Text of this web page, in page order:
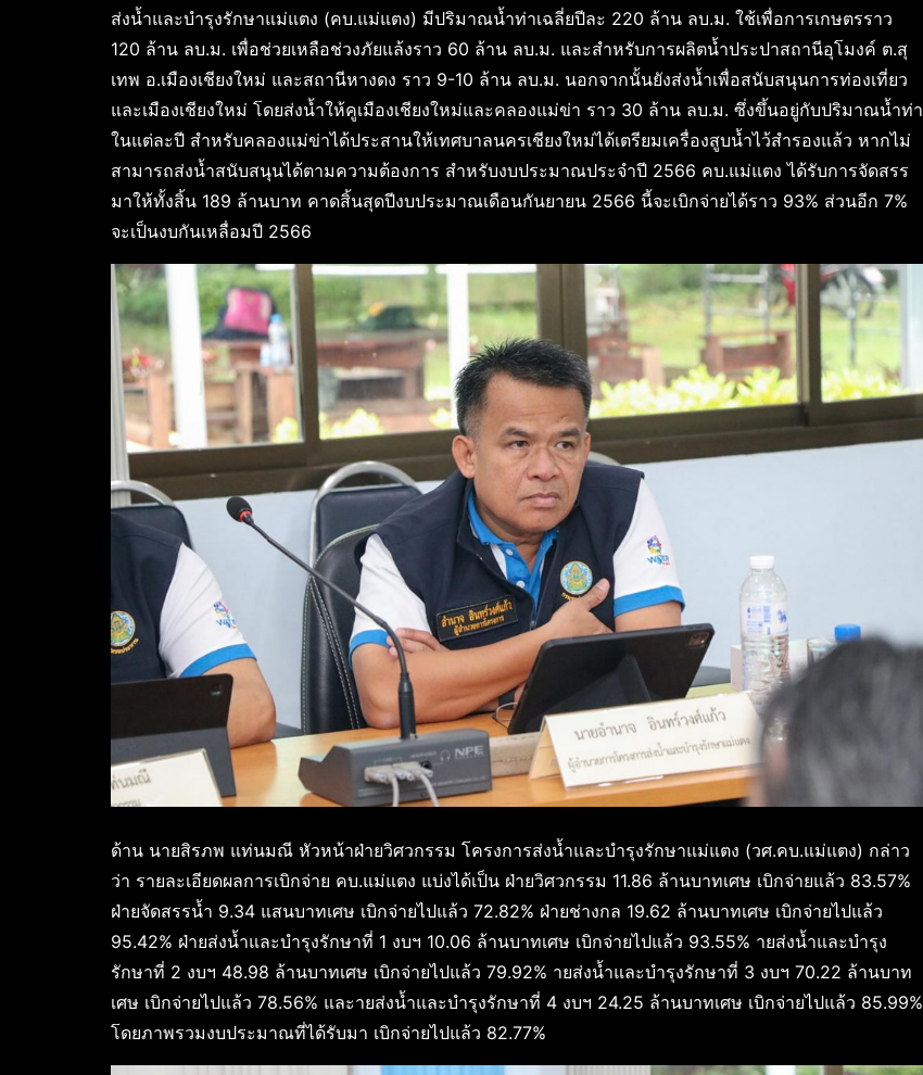
ส่งน้ำและบำรุงรักษาแม่แตง (คบ.แม่แตง) มีปริมาณน้ำท่าเฉลี่ยปีละ 220 ล้าน ลบ.ม. ใช้เพื่อการเกษตรราว
120 ล้าน ลบ.ม. เพื่อช่วยเหลือช่วงภัยแล้งราว 60 ล้าน ลบ.ม. และสำหรับการผลิตน้ำประปาสถานีอุโมงค์ ต.สุ
เทพ อ.เมืองเชียงใหม่ และสถานีหางดง ราว 9-10 ล้าน ลบ.ม. นอกจากนั้นยังส่งน้ำเพื่อสนับสนุนการท่องเที่ยว
และเมืองเชียงใหม่ โดยส่งน้ำให้คูเมืองเชียงใหม่และคลองแม่ข่า ราว 30 ล้าน ลบ.ม. ซึ่งขึ้นอยู่กับปริมาณน้ำท่า
ในแต่ละปี สำหรับคลองแม่ข่าได้ประสานให้เทศบาลนครเชียงใหม่ได้เตรียมเครื่องสูบน้ำไว้สำรองแล้ว หากไม่
สามารถส่งน้ำสนับสนุนได้ตามความต้องการ สำหรับงบประมาณประจำปี 2566 คบ.แม่แตง ได้รับการจัดสรร
มาให้ทั้งสิ้น 189 ล้านบาท คาดสิ้นสุดปีงบประมาณเดือนกันยายน 2566 นี้จะเบิกจ่ายได้ราว 93% ส่วนอีก 7%
จะเป็นงบกันเหลื่อมปี 2566
ด้าน นายสิรภพ แท่นมณี หัวหน้าฝ่ายวิศวกรรม โครงการส่งน้ำและบำรุงรักษาแม่แตง (วศ.คบ.แม่แตง) กล่าว
ว่า รายละเอียดผลการเบิกจ่าย คบ.แม่แตง แบ่งได้เป็น ฝ่ายวิศวกรรม 11.86 ล้านบาทเศษ เบิกจ่ายแล้ว 83.57%
ฝ่ายจัดสรรน้ำ 9.34 แสนบาทเศษ เบิกจ่ายไปแล้ว 72.82% ฝ่ายช่างกล 19.62 ล้านบาทเศษ เบิกจ่ายไปแล้ว
95.42% ฝ่ายส่งน้ำและบำรุงรักษาที่ 1 งบฯ 10.06 ล้านบาทเศษ เบิกจ่ายไปแล้ว 93.55% ายส่งน้ำและบำรุง
รักษาที่ 2 งบฯ 48.98 ล้านบาทเศษ เบิกจ่ายไปแล้ว 79.92% ายส่งน้ำและบำรุงรักษาที่ 3 งบฯ 70.22 ล้านบาท
เศษ เบิกจ่ายไปแล้ว 78.56% และายส่งน้ำและบำรุงรักษาที่ 4 งบฯ 24.25 ล้านบาทเศษ เบิกจ่ายไปแล้ว 85.99%
โดยภาพรวมงบประมาณที่ได้รับมา เบิกจ่ายไปแล้ว 82.77%